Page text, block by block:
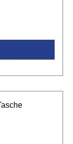
von
Klangschale
sind,